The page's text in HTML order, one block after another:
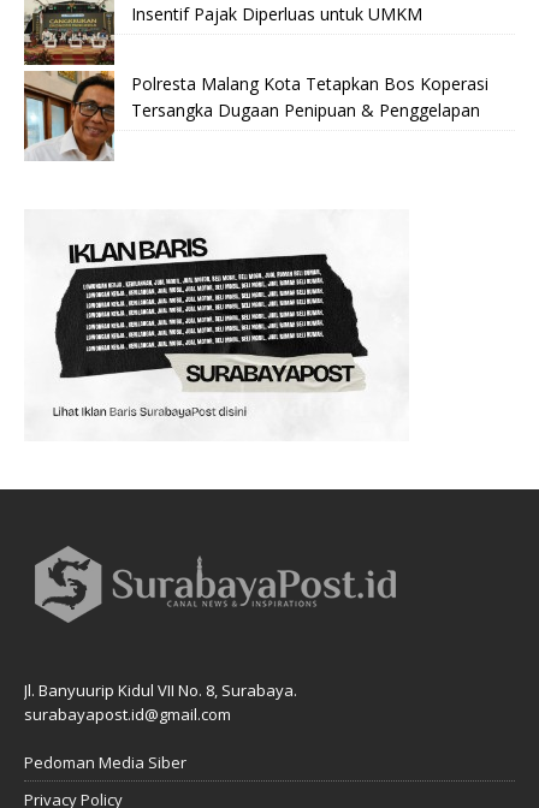
Insentif Pajak Diperluas untuk UMKM
Polresta Malang Kota Tetapkan Bos Koperasi
Tersangka Dugaan Penipuan & Penggelapan
Jl. Banyuurip Kidul VII No. 8, Surabaya.
surabayapost.id@gmail.com
Pedoman Media Siber
Privacy Policy